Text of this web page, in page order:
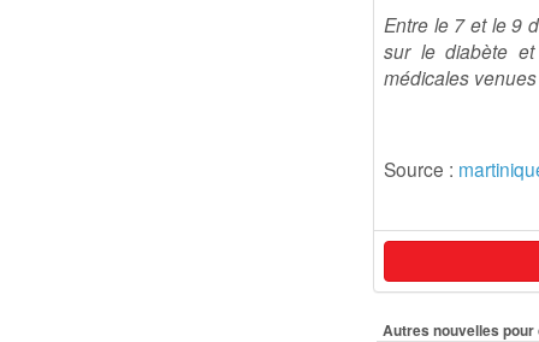
Entre le 7 et le 9
sur le diabète
médicales
Source :
Autres nouvelles